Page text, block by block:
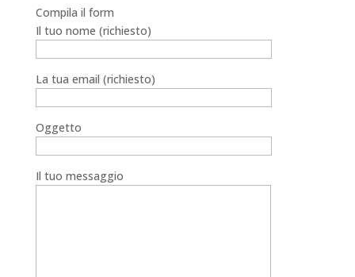
Compila il form
Il tuo nome (richiesto)
La tua email (richiesto)
Oggetto
Il tuo messaggio